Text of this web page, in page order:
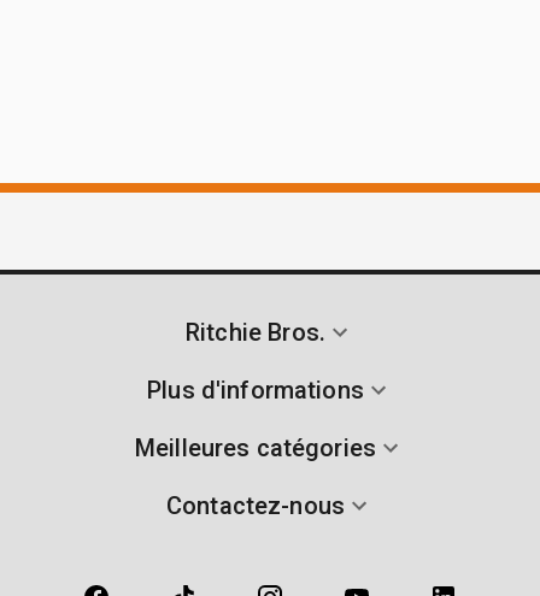
Ritchie Bros.
Plus d'informations
Meilleures catégories
Contactez-nous